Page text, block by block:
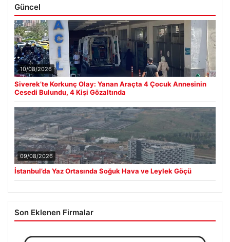
Güncel
10/08/2026
Siverek’te Korkunç Olay: Yanan Araçta 4 Çocuk Annesinin
Cesedi Bulundu, 4 Kişi Gözaltında
09/08/2026
İstanbul’da Yaz Ortasında Soğuk Hava ve Leylek Göçü
Son Eklenen Firmalar